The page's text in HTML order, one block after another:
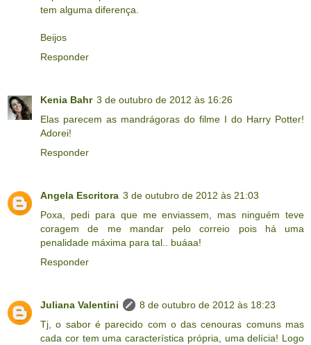
tem alguma diferença.
Beijos
Responder
Kenia Bahr 3 de outubro de 2012 às 16:26
Elas parecem as mandrágoras do filme I do Harry Potter!
Adorei!
Responder
Angela Escritora 3 de outubro de 2012 às 21:03
Poxa, pedi para que me enviassem, mas ninguém teve
coragem de me mandar pelo correio pois há uma
penalidade máxima para tal.. buáaa!
Responder
Juliana Valentini
8 de outubro de 2012 às 18:23
Tj, o sabor é parecido com o das cenouras comuns mas
cada cor tem uma característica própria, uma delícia! Logo